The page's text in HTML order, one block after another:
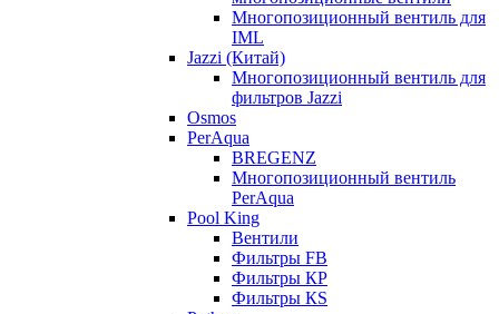
Многопозиционный вентиль для
IML
Jazzi (Китай)
Многопозиционный вентиль для
фильтров Jazzi
Osmos
PerAqua
BREGENZ
Многопозиционный вентиль
PerAqua
Pool King
Вентили
Фильтры FB
Фильтры КP
Фильтры КS